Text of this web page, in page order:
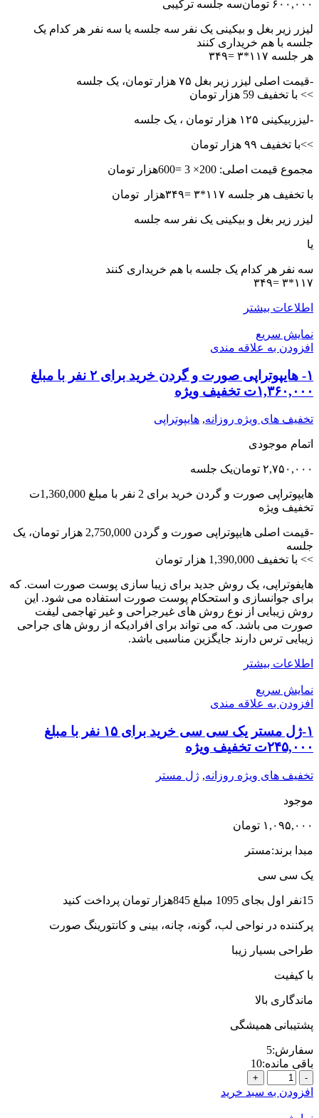
۶۰۰,۰۰۰ تومانسه جلسه ترکیبی
لیزر زیر بغل و بیکینی یک نفر سه جلسه یا سه نفر هر کدام یک
جلسه با هم خریداری کنند
هر جلسه ١١٧*٣ =٣۴٩
-قیمت اصلی لیزر زیر بغل ۷۵ هزار تومان، یک جلسه
>> با تخفیف 59 هزار تومان
-لیزربیکینی ١٢۵ هزار تومان ، یک جلسه
>>با تخفیف ۹۹ هزار تومان
مجموع قیمت اصلی: 200× 3 =600هزار تومان
با تخفیف هر جلسه ١١٧*٣ =٣۴٩هزار تومان
لیزر زیر بغل و بیکینی یک نفر سه جلسه
یا
سه نفر هر کدام یک جلسه با هم خریداری کنند
١١٧*٣ =٣۴٩
اطلاعات بیشتر
نمایش سریع
افزودن به علاقه مندی
۱- هایپوتراپی صورت و گردن خرید برای ۲ نفر با مبلغ
۱,۳۶۰,۰۰۰ت تخفیف ویژه
تخفیف های ویژه روزانه, هایپوتراپی
اتمام موجودی
۲,۷۵۰,۰۰۰ تومانیک جلسه
هایپوتراپی صورت و گردن خرید برای 2 نفر با مبلغ 1,360,000ت
تخفیف ویژه
-قیمت اصلی هایپوتراپی صورت و گردن 2,750,000 هزار تومان، یک
جلسه
>> با تخفیف 1,390,000 هزار تومان
هایفوتراپی، یک روش جدید برای زیبا سازی پوست صورت است. که
برای جوانسازی و استحکام پوست صورت استفاده می شود. این
روش زیبایی از نوع روش های غیرجراحی و غیر تهاجمی لیفت
صورت می باشد. که می تواند برای افرادیکه از روش های جراحی
زیبایی ترس دارند جایگزین مناسبی باشد.
اطلاعات بیشتر
نمایش سریع
افزودن به علاقه مندی
۱-ژل مستر یک سی سی خرید برای ۱۵ نفر با مبلغ
۲۴۵,۰۰۰ت تخفیف ویژه
تخفیف های ویژه روزانه, ژل مستر
موجود
۱,۰۹۵,۰۰۰ تومان
مبدا برند:مستر
یک سی سی
15نفر اول بجای 1095 مبلغ 845هزار تومان پرداخت کنید
پرکننده در نواحی لب، گونه، چانه، بینی و کانتورینگ صورت
طراحی بسیار زیبا
با کیفیت
ماندگاری بالا
پشتیبانی همیشگی
سفارش:5
باقی مانده:10
1-
ژل
مستر
افزودن به سبد خرید